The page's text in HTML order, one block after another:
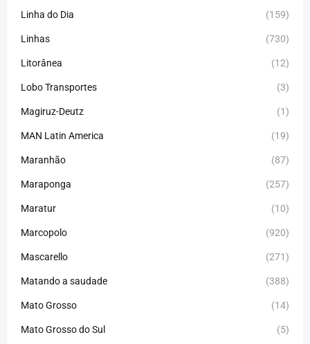
Linha do Dia (159)
Linhas (730)
Litorânea (12)
Lobo Transportes (3)
Magiruz-Deutz (1)
MAN Latin America (19)
Maranhão (87)
Maraponga (257)
Maratur (10)
Marcopolo (920)
Mascarello (271)
Matando a saudade (388)
Mato Grosso (14)
Mato Grosso do Sul (5)